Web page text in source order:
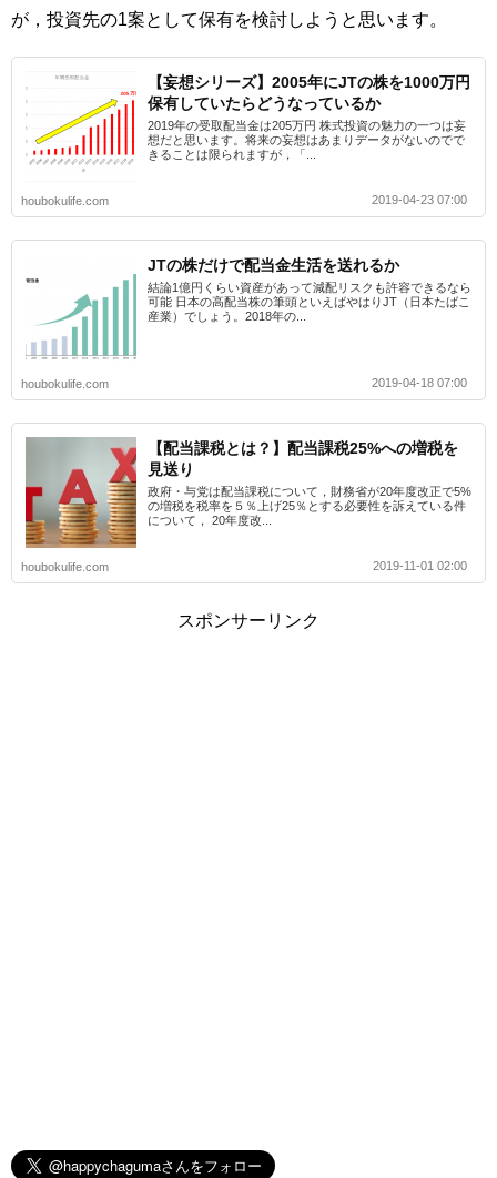
が，投資先の1案として保有を検討しようと思います。
【妄想シリーズ】2005年にJTの株を1000万円
保有していたらどうなっているか
2019年の受取配当金は205万円 株式投資の魅力の一つは妄
想だと思います。将来の妄想はあまりデータがないのでで
きることは限られますが，「...
houbokulife.com 2019-04-23 07:00
JTの株だけで配当金生活を送れるか
結論1億円くらい資産があって減配リスクも許容できるなら
可能 日本の高配当株の筆頭といえばやはりJT（日本たばこ
産業）でしょう。2018年の...
houbokulife.com 2019-04-18 07:00
【配当課税とは？】配当課税25%への増税を
見送り
政府・与党は配当課税について，財務省が20年度改正で5%
の増税を税率を５％上げ25％とする必要性を訴えている件
について， 20年度改...
houbokulife.com 2019-11-01 02:00
スポンサーリンク